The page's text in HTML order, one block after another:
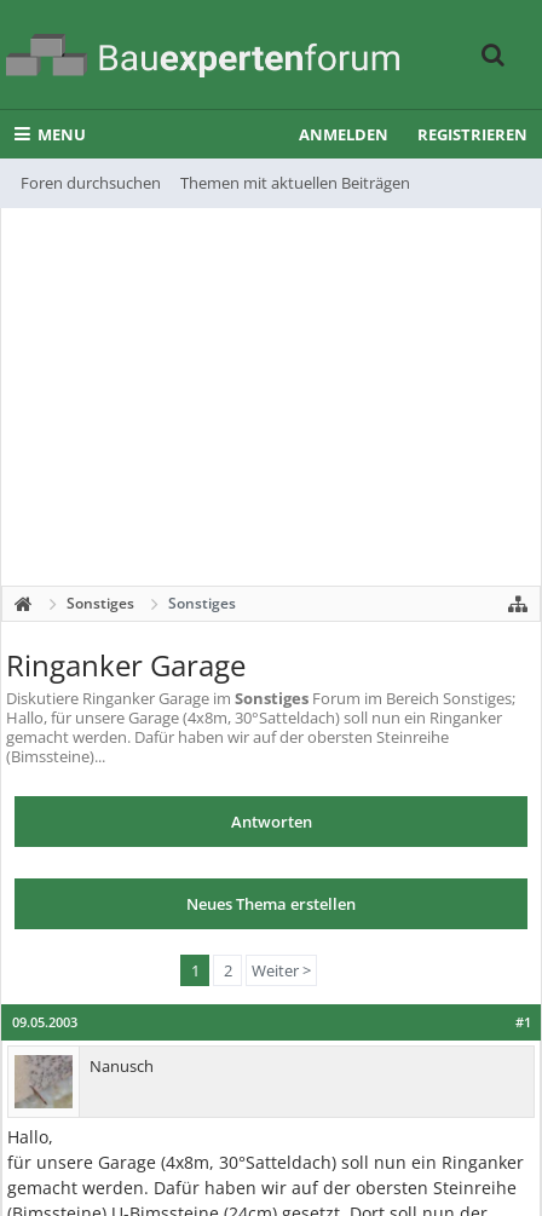
MENU
Foren durchsuchen Themen mit aktuellen Beiträgen
ANMELDEN REGISTRIEREN
Sonstiges Sonstiges
Ringanker Garage
Diskutiere Ringanker Garage im Sonstiges Forum im Bereich Sonstiges;
Hallo, für unsere Garage (4x8m, 30°Satteldach) soll nun ein Ringanker
gemacht werden. Dafür haben wir auf der obersten Steinreihe
(Bimssteine)...
Antworten
Neues Thema erstellen
1 2 Weiter >
#1
09.05.2003
Nanusch
Hallo,
für unsere Garage (4x8m, 30°Satteldach) soll nun ein Ringanker
gemacht werden. Dafür haben wir auf der obersten Steinreihe